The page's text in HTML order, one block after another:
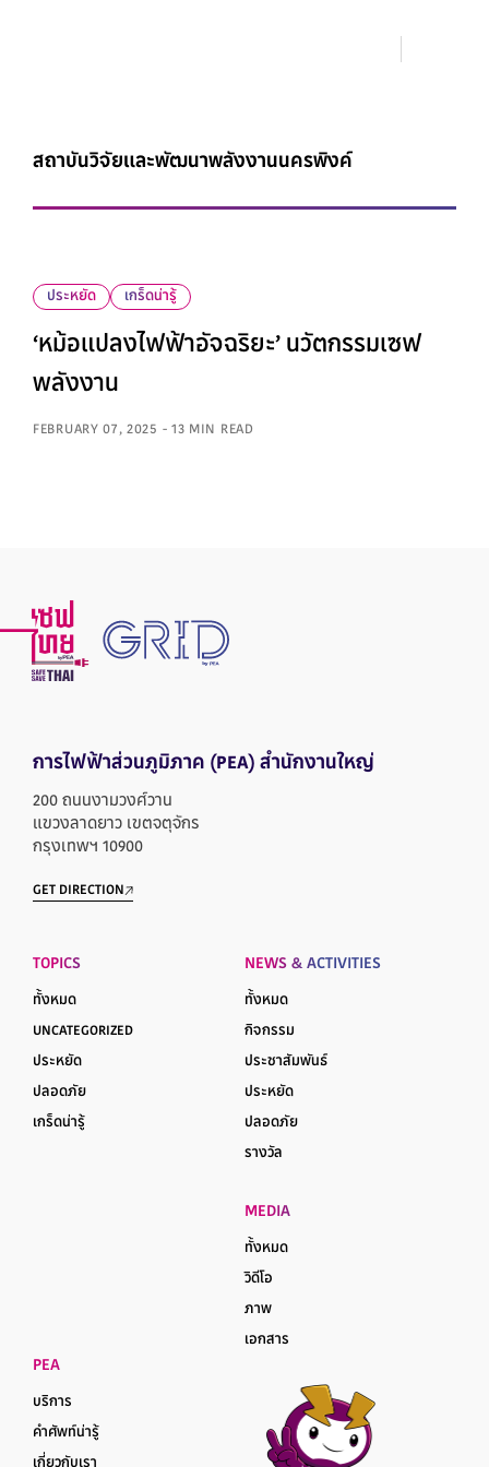
สถาบันวิจัยและพัฒนาพลังงานนครพิงค์
ประหยัด เกร็ดน่ารู้
‘หม้อแปลงไฟฟ้าอัจฉริยะ’ นวัตกรรมเซฟ
พลังงาน
FEBRUARY 07, 2025 - 13 MIN READ
การไฟฟ้าส่วนภูมิภาค (PEA) สำนักงานใหญ่
200 ถนนงามวงศ์วาน
แขวงลาดยาว เขตจตุจักร
กรุงเทพฯ 10900
GET DIRECTION
TOPICS
ทั้งหมด
UNCATEGORIZED
ประหยัด
ปลอดภัย
เกร็ดน่ารู้
NEWS & ACTIVITIES
ทั้งหมด
กิจกรรม
ประชาสัมพันธ์
ประหยัด
ปลอดภัย
รางวัล
MEDIA
ทั้งหมด
วิดีโอ
ภาพ
เอกสาร
PEA
บริการ
คำศัพท์น่ารู้
เกี่ยวกับเรา